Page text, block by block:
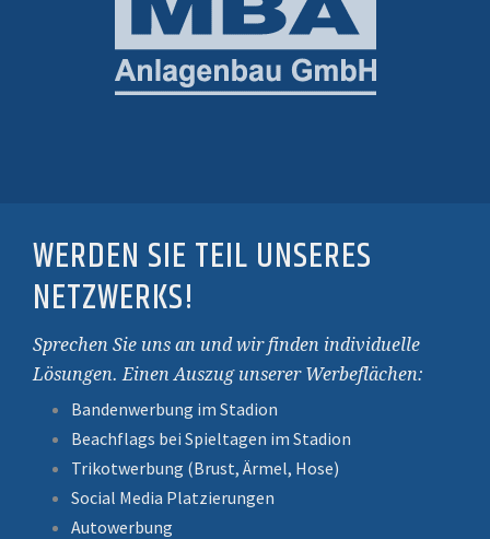
WERDEN SIE TEIL UNSERES
NETZWERKS!
Sprechen Sie uns an und wir finden individuelle
Lösungen. Einen Auszug unserer Werbeflächen:
Bandenwerbung im Stadion
Beachflags bei Spieltagen im Stadion
Trikotwerbung (Brust, Ärmel, Hose)
Social Media Platzierungen
Autowerbung